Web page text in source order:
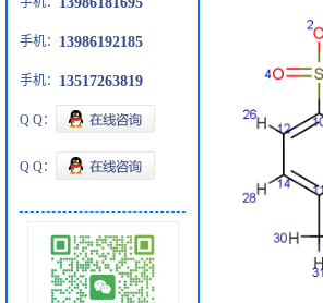
手机： 13986192185
手机： 13517263819
Q Q：
Q Q：